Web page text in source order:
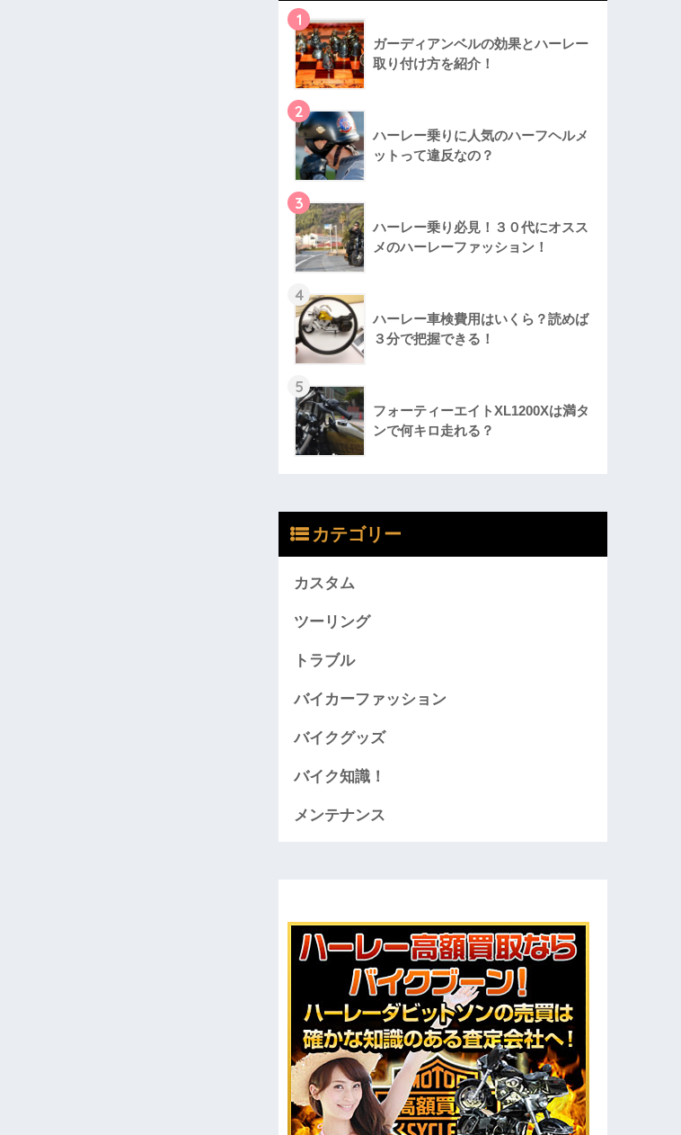
1
ガーディアンベルの効果とハーレー
取り付け方を紹介！
2
ハーレー乗りに人気のハーフヘルメ
ットって違反なの？
3
ハーレー乗り必見！３０代にオスス
メのハーレーファッション！
4
ハーレー車検費用はいくら？読めば
３分で把握できる！
5
フォーティーエイトXL1200Xは満タ
ンで何キロ走れる？
カテゴリー
カスタム
ツーリング
トラブル
バイカーファッション
バイクグッズ
バイク知識！
メンテナンス